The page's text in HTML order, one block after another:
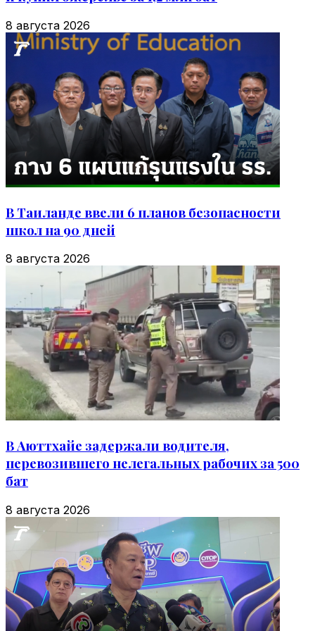
8 августа 2026
В Таиланде ввели 6 планов безопасности
школ на 90 дней
8 августа 2026
В Аюттхайе задержали водителя,
перевозившего нелегальных рабочих за 500
бат
8 августа 2026